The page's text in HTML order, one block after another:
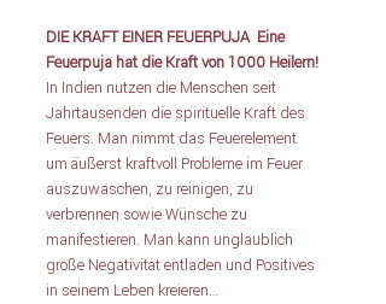
DIE KRAFT EINER FEUERPUJA Eine
Feuerpuja hat die Kraft von 1000 Heilern!
In Indien nutzen die Menschen seit
Jahrtausenden die spirituelle Kraft des
Feuers. Man nimmt das Feuerelement
um äußerst kraftvoll Probleme im Feuer
auszuwaschen, zu reinigen, zu
verbrennen sowie Wünsche zu
manifestieren. Man kann unglaublich
große Negativität entladen und Positives
in seinem Leben kreieren…